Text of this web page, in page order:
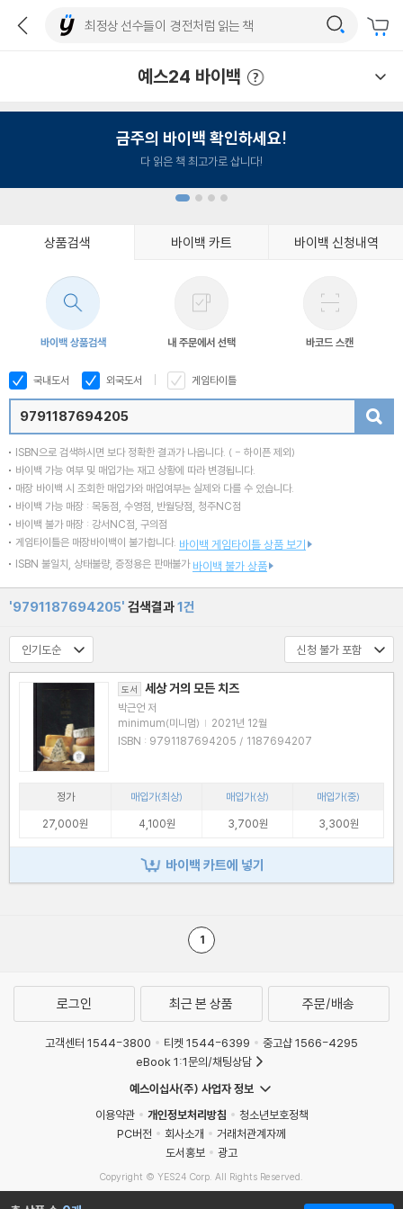
예스24 바이백
금주의 바이백 확인하세요!
다 읽은 책 최고가로 삽니다!
상품검색 바이백 카트 바이백 신청내역
바이백 상품검색 내 주문에서 선택 바코드 스캔
국내도서 외국도서 게임타이틀
ISBN으로 검색하시면 보다 정확한 결과가 나옵니다. ( - 하이픈 제외)
바이백 가능 여부 및 매입가는 재고 상황에 따라 변경됩니다.
매장 바이백 시 조회한 매입가와 매입여부는 실제와 다를 수 있습니다.
바이백 가능 매장 : 목동점, 수영점, 반월당점, 청주NC점
바이백 불가 매장 : 강서NC점, 구의점
게임타이틀은 매장바이백이 불가합니다. 바이백 게임타이틀 상품 보기
ISBN 불일치, 상태불량, 증정용은 판매불가 바이백 불가 상품
'9791187694205' 검색결과1건
도서 세상 거의 모든 치즈
박근언 저
minimum(미니멈) | 2021년 12월
ISBN : 9791187694205 / 1187694207
정가 매입가(최상) 매입가(상)
매입가(중)
27,000원
4,100원 3,700원 3,300원
바이백 카트에 넣기
1
로그인 최근 본 상품 주문/배송
고객센터 1544-3800 티켓 1544-6399
중고샵 1566-4295
eBook 1:1문의/채팅상담
예스이십사(주) 사업자 정보
이용약관
개인정보처리방침
청소년보호정책
PC버전
회사소개
거래처관계자께
도서홍보
광고
Copyright © YES24 Corp. All Rights Reserved.
MATOM3